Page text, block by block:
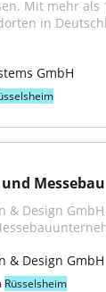
in
GmbH
Messebau
& Design
& Design GmbH
Rüsselsheim